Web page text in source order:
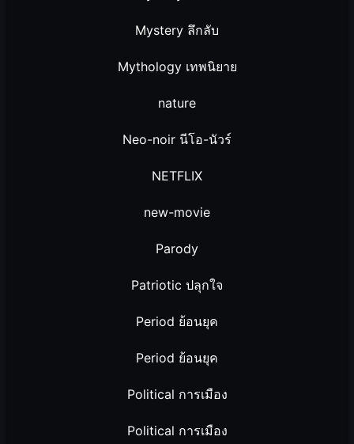
Mystery ลึกลับ
Mythology เทพนิยาย
nature
Neo-noir นีโอ-นัวร์
NETFLIX
new-movie
Parody
Patriotic ปลุกใจ
Period ย้อนยุค
Period ย้อนยุค
Political การเมือง
Political การเมือง